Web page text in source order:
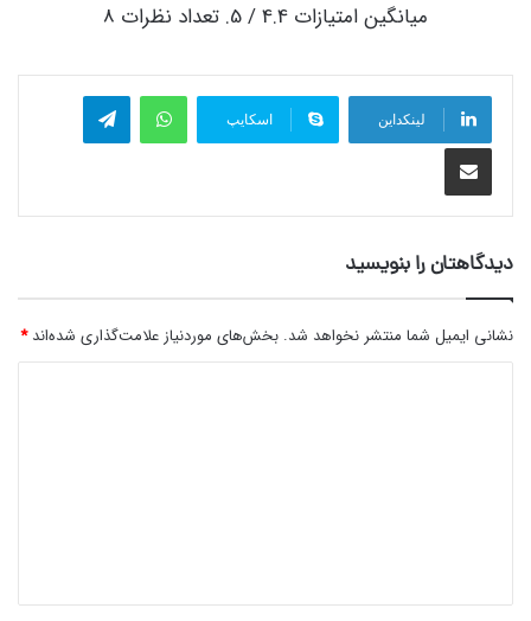
میانگین امتیازات 4.4/ 5. تعداد نظرات 8
لینکداین اسکایپ
واتس آپ تلگرام
اشتراک گذاری با ایمیل
دیدگاهتان را بنویسید
نشانی ایمیل شما منتشر نخواهد شد. بخش‌های موردنیاز علامت‌گذاری شده‌اند*